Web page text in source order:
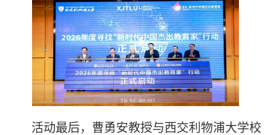
活动最后，曹勇安教授与西交利物浦大学校